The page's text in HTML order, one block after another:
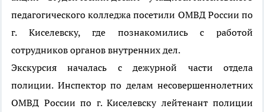
педагогического колледжа посетили ОМВД России по
г. Киселевску, где познакомились с работой
сотрудников органов внутренних дел.
Экскурсия началась с дежурной части отдела
полиции. Инспектор по делам несовершеннолетних
ОМВД России по г. Киселевску лейтенант полиции